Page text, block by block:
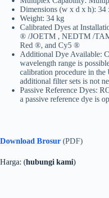
Dimensions (w x d x h): 34
Weight: 34 kg
Calibrated Dyes at
® /JOETM , NEDTM /
Red ®, and Cy5 ®
Additional Dye Available:
wavelength range is
calibration procedure in the
additional filter sets is not
Passive Reference Dyes:
a passive reference dye is
Download Brosur (PDF)
Harga: (hubungi kami)